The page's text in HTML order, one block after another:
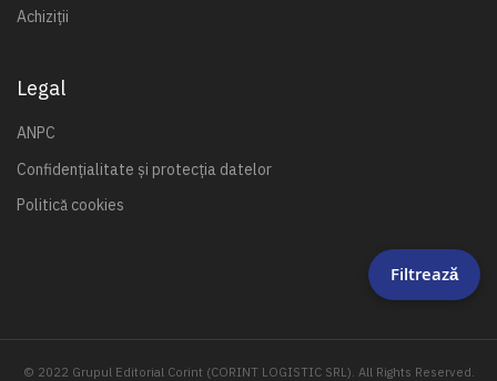
Achiziții
Legal
ANPC
Confidențialitate și protecția datelor
Politică cookies
© 2022 Grupul Editorial Corint (CORINT LOGISTIC SRL). All Rights Reserved.
Filtrează